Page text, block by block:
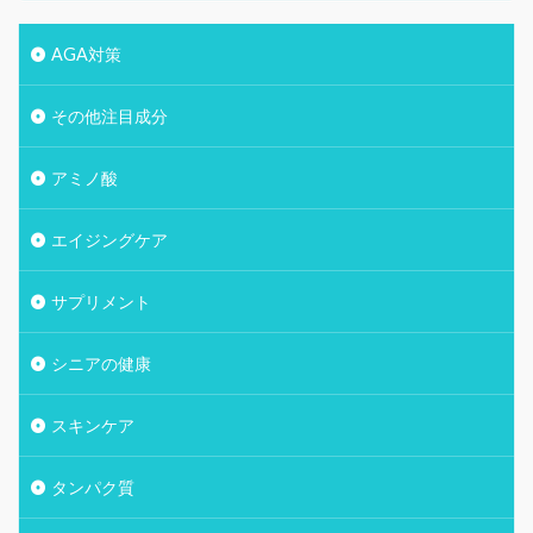
AGA対策
その他注目成分
アミノ酸
エイジングケア
サプリメント
シニアの健康
スキンケア
タンパク質